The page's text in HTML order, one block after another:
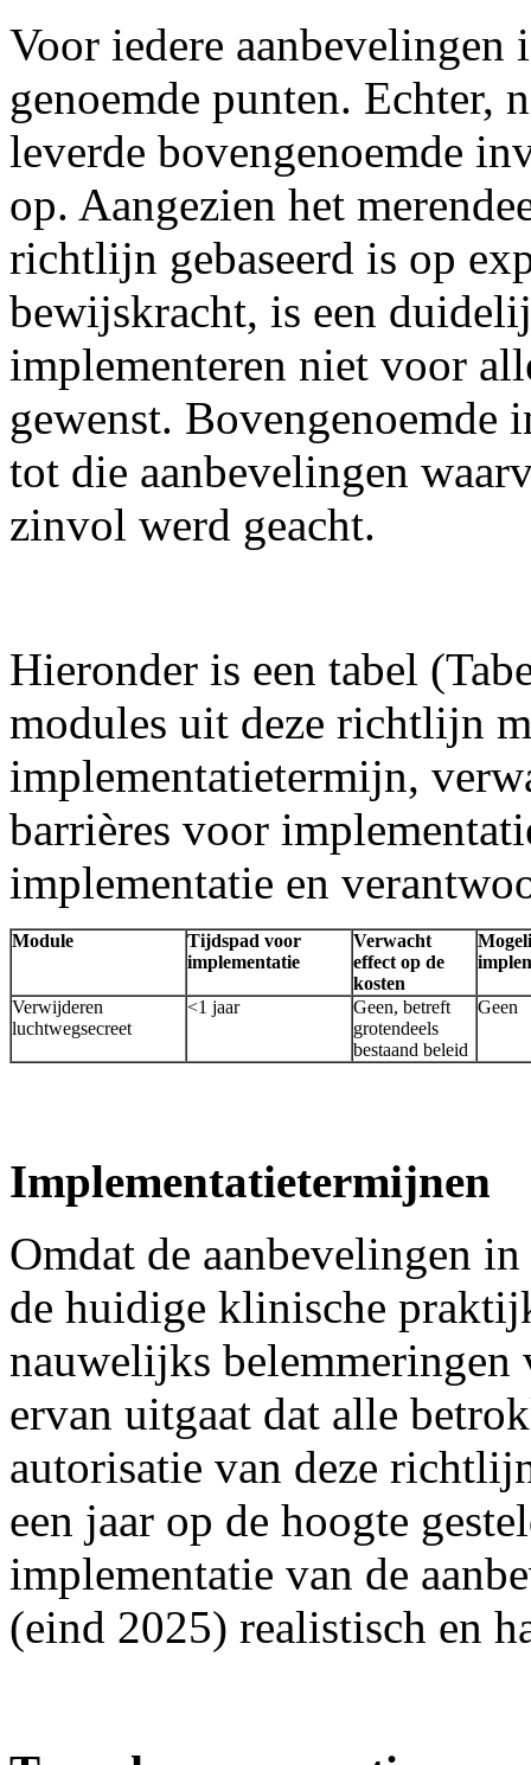
Voor iedere aanbevelingen
genoemde punten. Echter,
leverde bovengenoemde
op. Aangezien het
richtlijn gebaseerd is op
bewijskracht, is een
implementeren niet voor
gewenst. Bovengenoemde
tot die aanbevelingen
zinvol werd geacht.
Hieronder is een tabel
modules uit deze richtlijn
implementatietermijn,
barrières voor
implementatie en
Module
Tijdspad voor
implementatie
Verwacht
effect op de
kosten
Verwijderen
luchtwegsecreet
<1 jaar
Geen, betreft
grotendeels
bestaand beleid
Geen
Implementatietermijnen
Omdat de aanbevelingen
de huidige klinische
nauwelijks
ervan uitgaat dat alle
autorisatie van deze
een jaar op de hoogte
implementatie van de
(eind 2025) realistisch en